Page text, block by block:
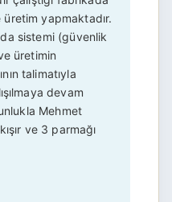
yapmaktadır.
sistemi (güvenlik
üretimin
talimatıyla
devam
Mehmet
ve 3 parmağı